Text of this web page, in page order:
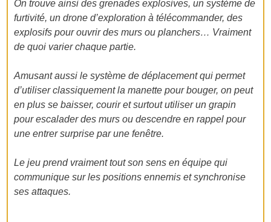
On trouve ainsi des grenades explosives, un système de
furtivité, un drone d’exploration à télécommander, des
explosifs pour ouvrir des murs ou planchers… Vraiment
de quoi varier chaque partie.
Amusant aussi le système de déplacement qui permet
d’utiliser classiquement la manette pour bouger, on peut
en plus se baisser, courir et surtout utiliser un grapin
pour escalader des murs ou descendre en rappel pour
une entrer surprise par une fenêtre.
Le jeu prend vraiment tout son sens en équipe qui
communique sur les positions ennemis et synchronise
ses attaques.